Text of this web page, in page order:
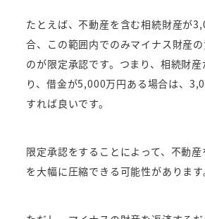
たとえば、不動産を含む相続財産が
合、この範囲内でのみマイナス財産
のが限定承認です。つまり、相続財
り、借金が5,000万円ある場合は、
すれば良いです。
限定承認をすることによって、不動
を大幅に圧縮できる可能性があります